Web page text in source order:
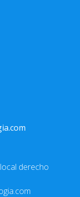
derecho